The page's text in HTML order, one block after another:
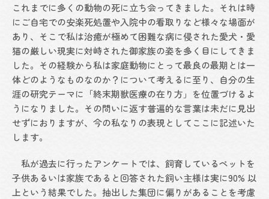
これまでに多くの動物の死に立ち会ってきました。それは時
にご自宅での安楽死処置や入院中の看取りなど様々な場面が
あり、そこで私は治癒が極めて困難な病に侵された愛犬・愛
猫の厳しい現実に対峙された御家族の姿を多く目にしてきま
した。その経験から私は家庭動物にとって最良の最期とは一
体どのようなものなのか？について考えるに至り、自分の生
涯の研究テーマに「終末期獣医療の在り方」を位置づけるよ
うになりました。その問いに返す普遍的な言葉は未だに見出
せずにおりますが、今の私なりの表現としてここに記述いた
します。
私が過去に行ったアンケートでは、飼育しているペットを
子供あるいは家族であると回答された飼い主様は実に90% 以
上という結果でした。抽出した集団に偏りがあることを考慮